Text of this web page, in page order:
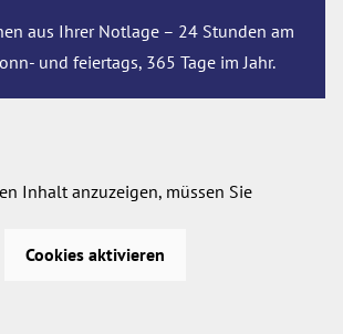
aus Ihrer Notlage – 24 Stunden am
und feiertags, 365 Tage im Jahr.
Inhalt anzuzeigen, müssen Sie
Cookies aktivieren